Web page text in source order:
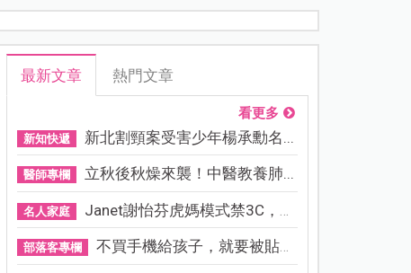
最新文章 熱門文章
看更多
新知快遞 新北割頸案受害少年楊承勳名...
醫師專欄 立秋後秋燥來襲！中醫教養肺...
名人家庭 Janet謝怡芬虎媽模式禁3C，看...
部落客專欄 不買手機給孩子，就要被貼「...